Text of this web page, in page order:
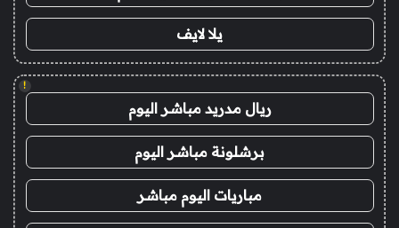
يلا لايف
!
ريال مدريد مباشر اليوم
برشلونة مباشر اليوم
مباريات اليوم مباشر